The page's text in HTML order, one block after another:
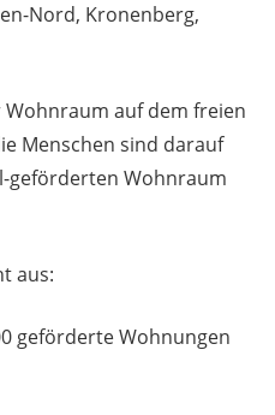
Nord, Kronenberg,
auf dem freien
Menschen sind darauf
geförderten Wohnraum
aus:
geförderte Wohnungen